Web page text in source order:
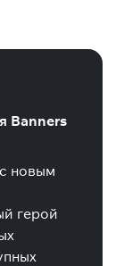
Banners
новым
герой